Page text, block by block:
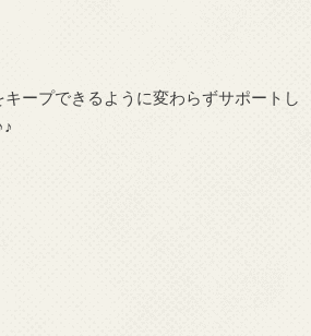
ープできるように変わらずサポートし